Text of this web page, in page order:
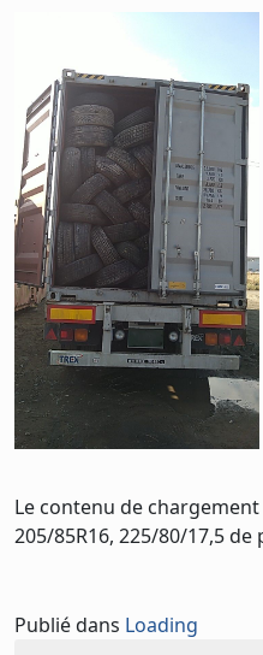
Le contenu de chargement
205/85R16, 225/80/17,5 de
Publié dans Loading